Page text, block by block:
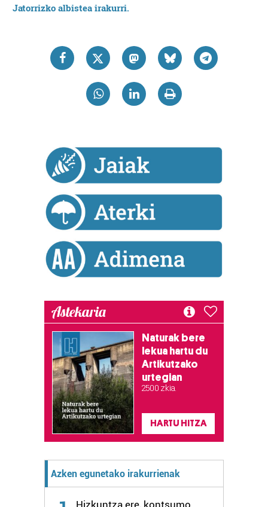
Jatorrizko albistea irakurri.
Astekaria
Naturak bere
lekua hartu du
Artikutzako
urtegian
2.500 zkia.
HARTU HITZA
Azken egunetako irakurrienak